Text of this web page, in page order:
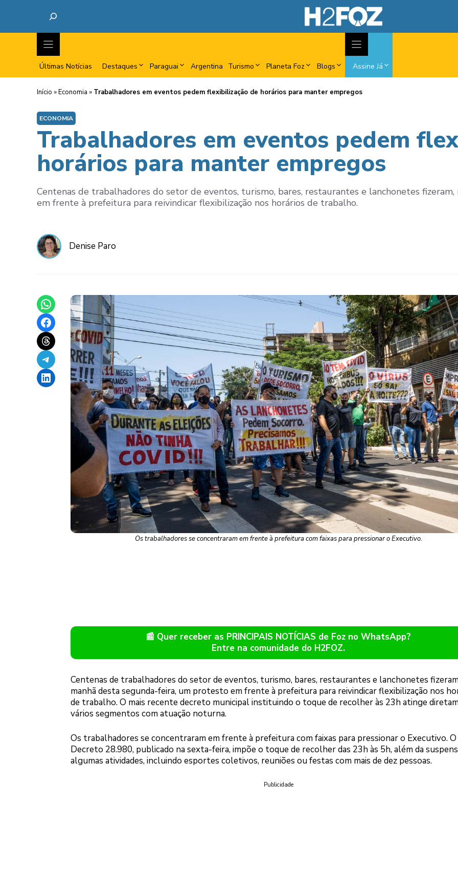
Últimas Notícias Destaques Paraguai Argentina Turismo Planeta Foz Blogs Assine Já
Início »Economia » Trabalhadores em eventos pedem flexibilização de horários para manter empregos
ECONOMIA
Trabalhadores em eventos pedem
horários para manter empregos
Centenas de trabalhadores do setor de eventos, turismo, bares, restaurantes e lanchonetes
em frente à prefeitura para reivindicar flexibilização nos horários de trabalho.
Denise Paro
Share on WhatsApp
Share on Facebook
Share on Threads
Share on Telegram
Share on LinkedIn
Os trabalhadores se concentraram em frente à prefeitura com faixas para pressionar o Executivo.
📰 Quer receber as PRINCIPAIS NOTÍCIAS de Foz no WhatsApp?
Entre na comunidade do H2FOZ.
Centenas de trabalhadores do setor de eventos, turismo, bares, restaurantes e lanchonetes
manhã desta segunda-feira, um protesto em frente à prefeitura para reivindicar flexibilização nos
de trabalho. O mais recente decreto municipal instituindo o toque de recolher às 23h atinge
vários segmentos com atuação noturna.
Os trabalhadores se concentraram em frente à prefeitura com faixas para pressionar o Executivo. O
Decreto 28.980, publicado na sexta-feira, impõe o toque de recolher das 23h às 5h, além da
algumas atividades, incluindo esportes coletivos, reuniões ou festas com mais de dez pessoas.
Publicidade